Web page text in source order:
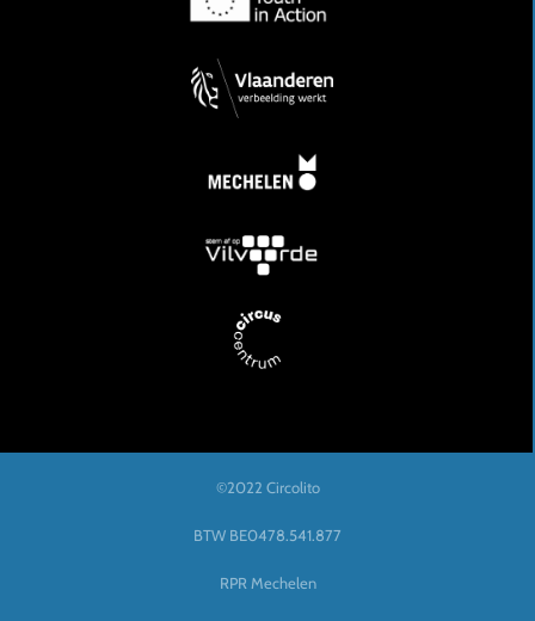
©2022 Circolito
BTW BE0478.541.877
RPR Mechelen